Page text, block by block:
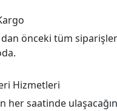
dan önceki tüm
Hizmetleri
her saatinde